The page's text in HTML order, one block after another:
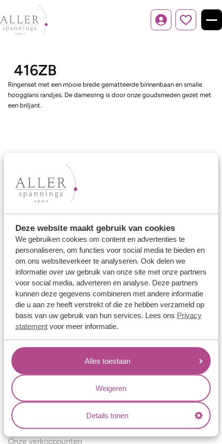
Deze website maakt gebruik van cookies
We gebruiken cookies om content en advertenties te
personaliseren, om functies voor social media te bieden en
om ons websiteverkeer te analyseren. Ook delen we
informatie over uw gebruik van onze site met onze partners
voor social media, adverteren en analyse. Deze partners
kunnen deze gegevens combineren met andere informatie
die u aan ze heeft verstrekt of die ze hebben verzameld op
basis van uw gebruik van hun services. Lees ons Privacy
statementvoor meer informatie.
Alles toestaan
Weigeren
Details tonen
Inloggen
416ZB
Ringenset met een mooie brede gematteerde binnenbaan en smalle
hoogglans randjes. De damesring is door onze goudsmeden gezet met
een briljant.
Ons aanbod
Trouwringen
Verlovingsringen
Vriendschapsringen
Over ons
Aller Spanninga
Historie
Certificaten
Blogs
Jouw voordelen
Conflictvrije Materialen
Oneindig veel mogelijkheden
Kwaliteit
Juweliers & Contact
Onze verkooppunten